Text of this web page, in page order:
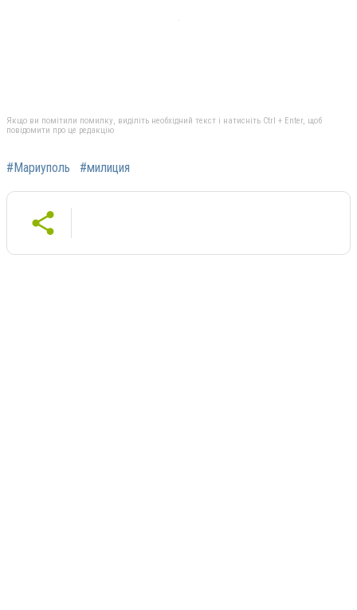
Якщо ви помітили помилку, виділіть необхідний текст і натисніть Ctrl + Enter, щоб
повідомити про це редакцію
#Мариуполь #милиция